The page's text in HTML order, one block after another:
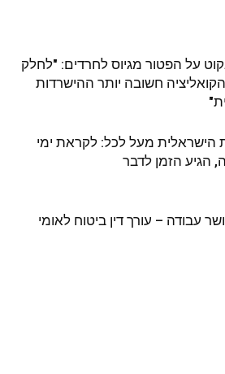
על הפטור מגיוס לחרדים: "לחלק
חשובה יותר ההישרדות
הישראלית מעל לכל: לקראת ימי
הגיע הזמן לדבר
עבודה – עורך דין ביטוח לאומי